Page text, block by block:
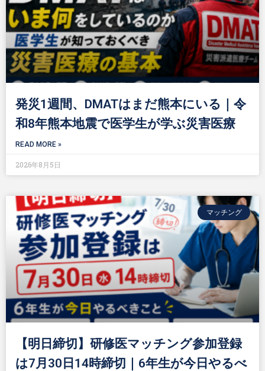
発災1週間、DMATはまだ熊本にいる｜令
和8年熊本地震で医学生が学ぶ災害医療
READ MORE »
2026年8月5日
マッチング
【明日締切】研修医マッチング参加登録
は7月30日14時締切｜6年生が今日やるべ